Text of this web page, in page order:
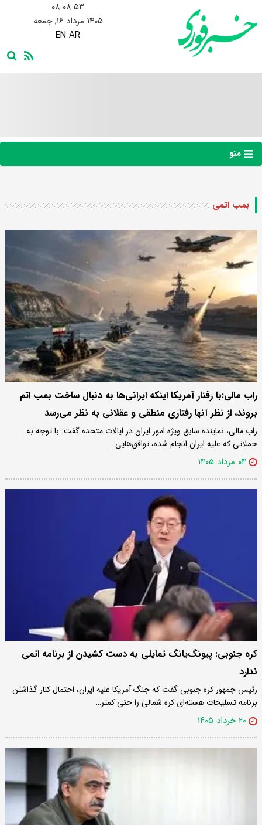
۰۸:۰۸:۵۳
۱۴۰۵ مرداد ۱۶, جمعه
EN AR
منو
بمب اتمی
راب مالی:با رفتار آمریکا اینکه ایرانی‌ها به دنبال ساخت بمب اتم
بروند، از نظر آنها رفتاری منطقی و عقلانی به نظر می‌رسد
راب مالی، نماینده سابق ویژه امور ایران در ایالات متحده گفت: با توجه به
حملاتی که علیه ایران انجام شده، توافق‌هایی…
۰۴ مرداد ۱۴۰۵
کره جنوبی: پیونگ‌یانگ تمایلی به دست کشیدن از برنامه اتمی
ندارد
رئیس جمهور کره جنوبی گفت که جنگ آمریکا علیه ایران، احتمال کنار گذاشتن
برنامه تسلیحات هسته‌ای کره شمالی را حتی کمتر…
۲۰ خرداد ۱۴۰۵